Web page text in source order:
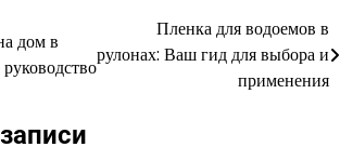
дом в
Пленка для водоемов в
рулонах: Ваш гид для выбора и
применения